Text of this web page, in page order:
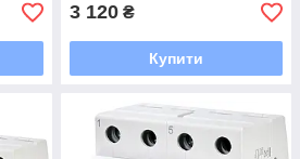
3 120 ₴
Купити